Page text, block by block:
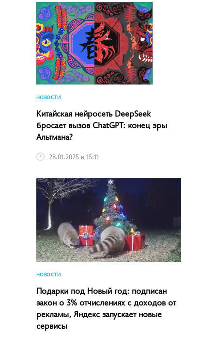
НОВОСТИ
Китайская нейросеть DeepSeek
бросает вызов ChatGPT: конец эры
Альтмана?
28.01.2025 в 15:11
НОВОСТИ
Подарки под Новый год: подписан
закон о 3% отчислениях с доходов от
рекламы, Яндекс запускает новые
сервисы